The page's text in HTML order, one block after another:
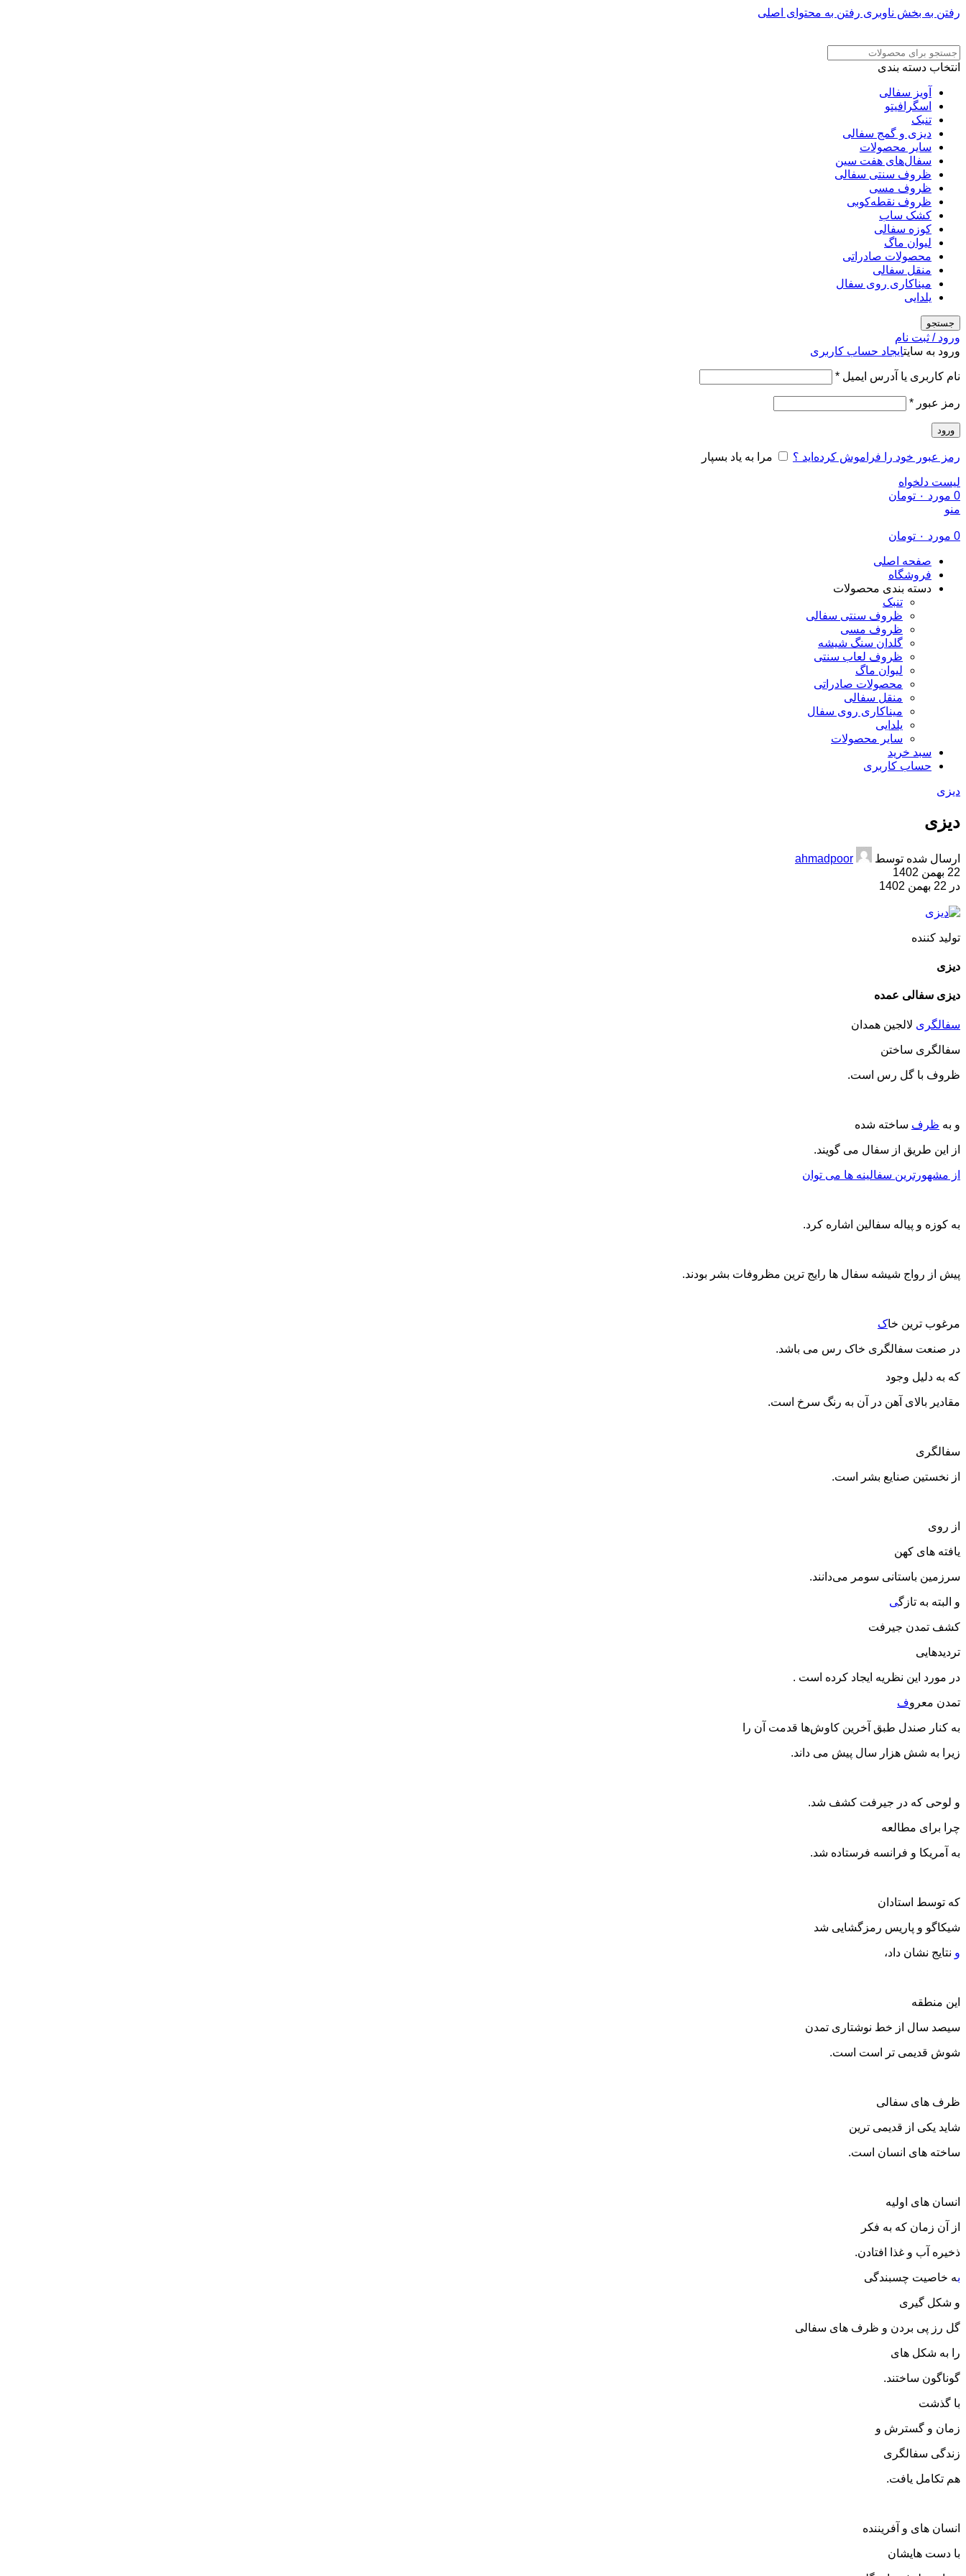
رفتن به بخش ناوبری رفتن به محتوای اصلی
انتخاب دسته بندی
آویز سفالی
اسگرافیتو
تنبک
دیزی و گمج سفالی
سایر محصولات
سفال‌های هفت‌ سین
ظروف سنتی سفالی
ظروف مسی
ظروف نقطه‌کوبی
کشک ساب
کوزه سفالی
لیوان ماگ
محصولات صادراتی
منقل سفالی
میناکاری روی سفال
یلدایی
جستجو
ورود / ثبت نام
ورود به سایتایجاد حساب کاربری
نام کاربری یا آدرس ایمیل *الزامی
رمز عبور *الزامی
ورود
رمز عبور خود را فراموش کرده‌اید ؟ مرا به یاد بسپار
لیست دلخواه
0 مورد ۰ تومان
منو
0 مورد ۰ تومان
صفحه اصلی
فروشگاه
دسته بندی محصولات
تنبک
ظروف سنتی سفالی
ظروف مسی
گلدان سنگ شیشه
ظروف لعاب سنتی
لیوان ماگ
محصولات صادراتی
منقل سفالی
میناکاری روی سفال
یلدایی
سایر محصولات
سبد خرید
حساب کاربری
دیزی
دیزی
ارسال شده توسط
ahmadpoor
22 بهمن 1402
در 22 بهمن 1402
تولید کننده
دیزی
دیزی سفالی عمده
سفالگری لالجین همدان
سفالگری ساختن
ظروف با گل رس است.
و به ظرف ساخته شده
از این طریق از سفال می گویند.
از مشهورترین سفالینه ها می توان
به کوزه و پیاله سفالین اشاره کرد.
پیش از رواج شیشه سفال ها رایج ترین مظروفات بشر بودند.
مرغوب ترین خاک
در صنعت سفالگری خاک رس می باشد.
که به دلیل وجود
مقادیر بالای آهن در آن به رنگ سرخ است.
سفالگری
از نخستین صنایع بشر است.
از روی
یافته های کهن
سرزمین باستانی سومر می‌دانند.
و البته به تازگی
کشف تمدن جیرفت
تردیدهایی
در مورد این نظریه ایجاد کرده است .
تمدن معروف
به کنار صندل طبق آخرین کاوش‌ها قدمت آن را
زیرا به شش هزار سال پیش می داند.
و لوحی که در جیرفت کشف شد.
چرا برای مطالعه
به آمریکا و فرانسه فرستاده شد.
که توسط استادان
شیکاگو و پاریس رمزگشایی شد
و نتایج نشان داد،
این منطقه
سیصد سال از خط نوشتاری تمدن
شوش قدیمی تر است است.
ظرف های سفالی
شاید یکی از قدیمی ترین
ساخته های انسان است.
انسان های اولیه
از آن زمان که به فکر
ذخیره آب و غذا افتادن.
به خاصیت چسبندگی
و شکل گیری
گل رز پی بردن و ظرف های سفالی
را به شکل های
گوناگون ساختند.
با گذشت
زمان و گسترش و
زندگی سفالگری
هم تکامل یافت.
انسان های و آفریننده
با دست هایشان